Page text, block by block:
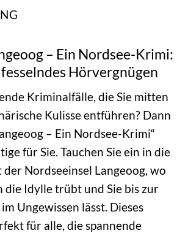
– Ein Nordsee-Krimi:
Hörvergnügen
Kriminalfälle, die Sie mitten
Kulisse entführen? Dann
– Ein Nordsee-Krimi“
für Sie. Tauchen Sie ein in die
der Nordseeinsel Langeoog, wo
die Idylle trübt und Sie bis zur
Ungewissen lässt. Dieses
für alle, die spannende